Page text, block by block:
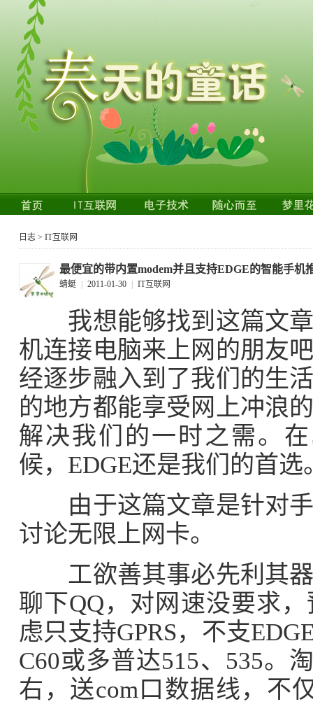
日志 > IT互联网
最便宜的带内置modem并且支持EDGE的智能手机
蜻蜓 2011-01-30 IT互联网
我想能够找到这篇文章
机连接电脑来上网的朋友
经逐步融入到了我们的生
的地方都能享受网上冲浪
解决我们的一时之需。
候，EDGE还是我们的首选
由于这篇文章是针对手
讨论无限上网卡。
工欲善其事必先利其器
聊下QQ，对网速没要求
虑只支持GPRS，不支
C60或多普达515、535。
右，送com口数据线，不